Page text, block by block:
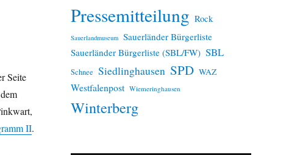
Seite
II.
Pressemitteilung Rock
Sauerlandmuseum Sauerländer Bürgerliste
Sauerländer Bürgerliste (SBL/FW) SBL
Schnee Siedlinghausen SPD WAZ
Westfalenpost Wiemeringhausen
Winterberg